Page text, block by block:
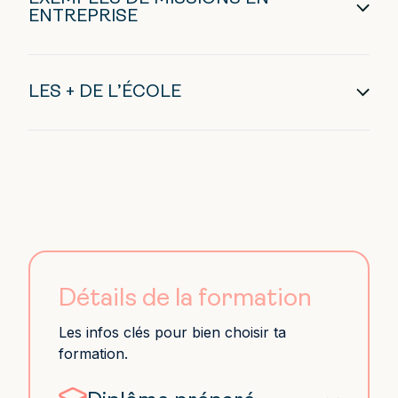
ENTREPRISE
LES + DE L’ÉCOLE
Détails de la formation
Les infos clés pour bien choisir ta
formation.